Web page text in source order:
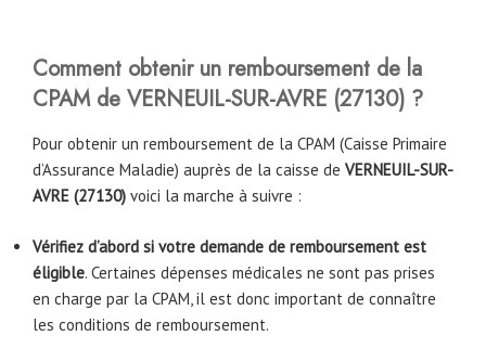
Comment obtenir un remboursement de la
CPAM de VERNEUIL-SUR-AVRE (27130) ?
Pour obtenir un remboursement de la CPAM (Caisse Primaire
d’Assurance Maladie) auprès de la caisse de VERNEUIL-SUR-
AVRE (27130) voici la marche à suivre :
Vérifiez d’abord si votre demande de remboursement est
éligible. Certaines dépenses médicales ne sont pas prises
en charge par la CPAM, il est donc important de connaître
les conditions de remboursement.